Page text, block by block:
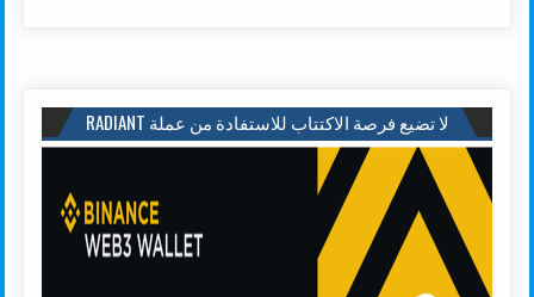
لا تضيع فرصة الاكتتاب للاستفادة من عملة RADIANT